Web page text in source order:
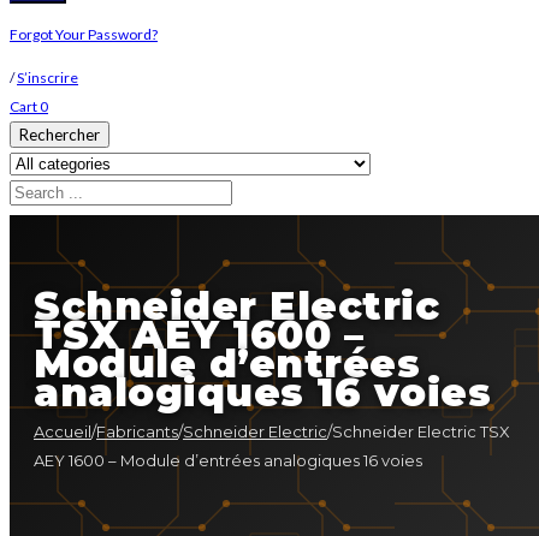
Forgot Your Password?
/S’inscrire
Cart0
Rechercher
Schneider Electric
TSX AEY 1600 –
Module d’entrées
analogiques 16 voies
Accueil/Fabricants/Schneider Electric/Schneider Electric TSX
AEY 1600 – Module d’entrées analogiques 16 voies